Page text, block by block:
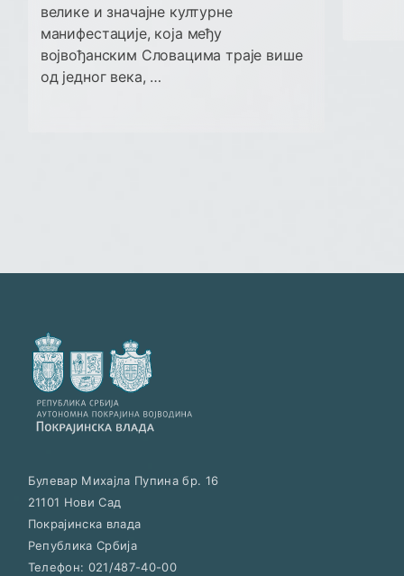
велике и значајне културне
манифестације, која међу
војвођанским Словацима траје више
од једног века, …
Булевар Михајла Пупина бр. 16
21101 Нови Сад
Покрајинска влада
Република Србија
Телефон: 021/487-40-00